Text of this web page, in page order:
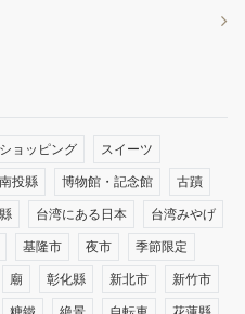
ショッピング スイーツ
南投縣 博物館・記念館 古蹟
台湾にある日本 台湾みやげ
基隆市 夜市 季節限定
廟 彰化縣 新北市 新竹市